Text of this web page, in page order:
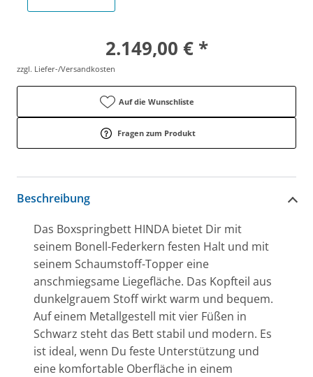
2.149,00 € *
zzgl. Liefer-/Versandkosten
Auf die Wunschliste
Fragen zum Produkt
Beschreibung
Das Boxspringbett HINDA bietet Dir mit
seinem Bonell-Federkern festen Halt und mit
seinem Schaumstoff-Topper eine
anschmiegsame Liegefläche. Das Kopfteil aus
dunkelgrauem Stoff wirkt warm und bequem.
Auf einem Metallgestell mit vier Füßen in
Schwarz steht das Bett stabil und modern. Es
ist ideal, wenn Du feste Unterstützung und
eine komfortable Oberfläche in einem